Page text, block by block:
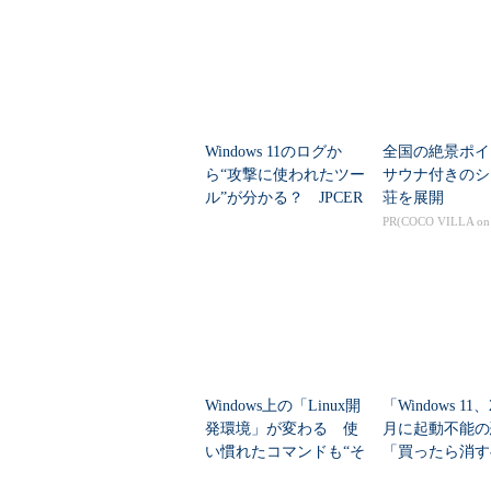
Windows 11のログか
ら“攻撃に使われたツー
ル”が分かる？ JPCER
全国の絶景ポ
サウナ付きの
荘を展開
PR(COCO VILLA
Windows上の「Linux開
発環境」が変わる 使
い慣れたコマンドも“そ
「Windows 11
月に起動不能
「買ったら消